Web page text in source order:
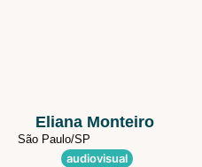
Eliana Monteiro
São Paulo/SP
audiovisual